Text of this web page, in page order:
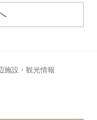
施設・観光情報